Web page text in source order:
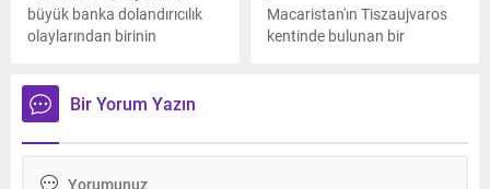
büyük banka dolandırıcılık
olaylarından birinin
insanına, 11 yıl boyunca
ülkenin en büyük
bankalarından birini
Macaristan'ın Tiszaujvaros
kentinde bulunan bir
Bir Yorum Yazın